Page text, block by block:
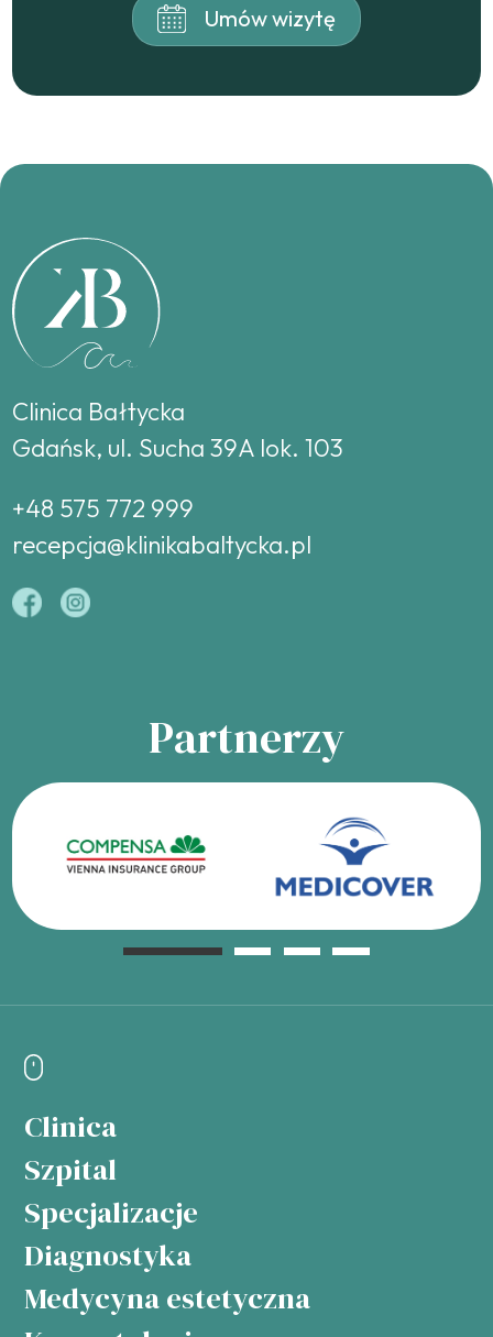
Umów wizytę
Clinica Bałtycka
Gdańsk, ul. Sucha 39A lok. 103
+48 575 772 999
recepcja@klinikabaltycka.pl
Partnerzy
Clinica
Szpital
Specjalizacje
Diagnostyka
Medycyna estetyczna